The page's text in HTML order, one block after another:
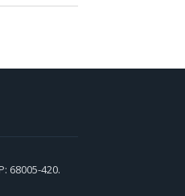
68005-420.